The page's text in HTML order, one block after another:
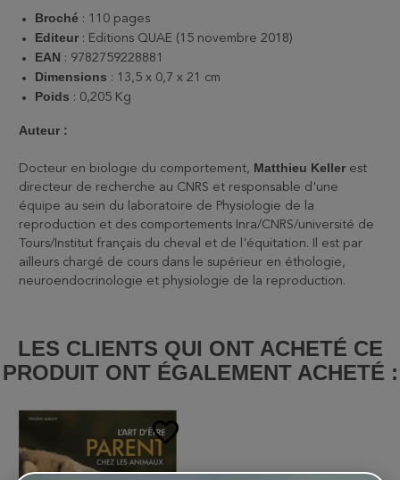
Broché : 110 pages
Editeur : Editions QUAE (15 novembre 2018)
EAN : 9782759228881
Dimensions : 13,5 x 0,7 x 21 cm
Poids : 0,205 Kg
Auteur :
Docteur en biologie du comportement, Matthieu Keller est
directeur de recherche au CNRS et responsable d'une
équipe au sein du laboratoire de Physiologie de la
reproduction et des comportements Inra/CNRS/université de
Tours/Institut français du cheval et de l'équitation. Il est par
ailleurs chargé de cours dans le supérieur en éthologie,
neuroendocrinologie et physiologie de la reproduction.
LES CLIENTS QUI ONT ACHETÉ CE
PRODUIT ONT ÉGALEMENT ACHETÉ :
favorite_border